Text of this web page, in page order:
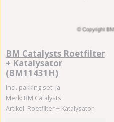
BM Catalysts Roetfilter
+ Katalysator
(BM11431H)
Incl. pakking set: Ja
Merk: BM Catalysts
Artikel: Roetfilter + Katalysator